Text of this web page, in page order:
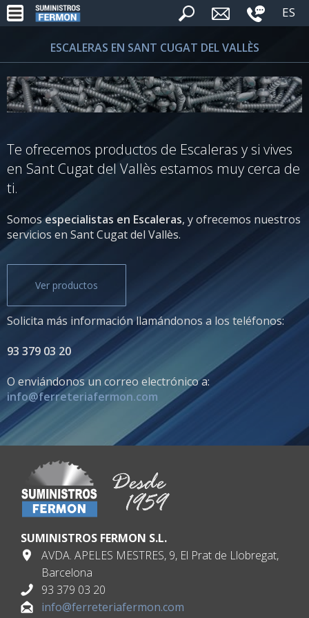
ES
ESCALERAS EN SANT CUGAT DEL VALLÈS
Te ofrecemos productos de Escaleras y si vives
en Sant Cugat del Vallès estamos muy cerca de
ti.
Somosespecialistas en Escaleras, y ofrecemos nuestros
servicios en Sant Cugat del Vallès.
Ver productos
Solicita más información llamándonos a los teléfonos:
93 379 03 20
O enviándonos un correo electrónico a:
info@ferreteriafermon.com
SUMINISTROS FERMON S.L.
AVDA. APELES MESTRES, 9, El Prat de Llobregat,
Barcelona
93 379 03 20
info@ferreteriafermon.com